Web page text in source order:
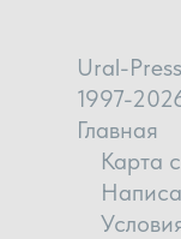
Ural-
1997-
Главная
Карта